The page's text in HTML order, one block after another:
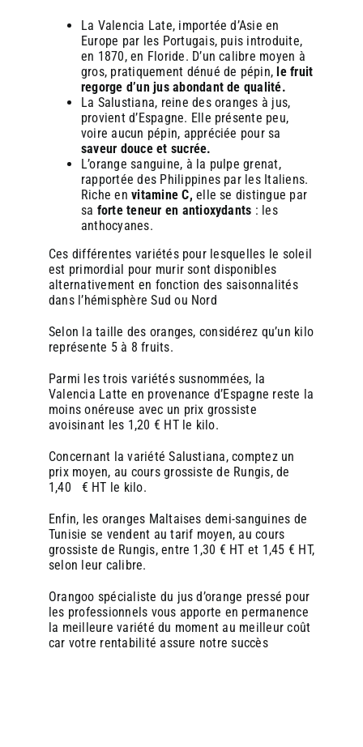
8. Un investissement rentable à moyen terme
Si l’achat d’une machine Zumex représente un coût initial,
il est rapidement amorti grâce à la marge réalisée sur
chaque verre de jus vendu. De plus, la durabilité et la
robustesse de ces machines en font un investissement
pérenne, avec un retour sur investissement souvent observé
en moins de deux ans.
En pratique : comment intégrer le jus d’orange
frais en boulangerie ?
Choisir le bon modèle: Zumex propose plusieurs
gammes de machines, adaptées aux différents
Former le personnel: Une formation rapide permet
de maîtriser l’utilisation et l’entretien de la machine.
affiches, des menus, ou des offres groupées (ex : «
Café + jus d’orange + croissant »).
S’approvisionner en oranges de qualité
Privilégier des fournisseurs locaux ou bio pour
l’économie circulaire.
En conclusion, proposer du jus d’orange frais avec une
machine Zumex est une opportunité stratégique pour une
boulangerie : cela répond aux attentes des consommateurs,
diversifie l’offre, augmente les ventes et renforce l’image
qualité et rentabilité, tout en s’inscrivant dans les tendances
actuelles de consommation responsable et gourmande.
La Valencia Late, importée d’Asie en
Europe par les Portugais, puis introduite,
en 1870, en Floride. D’un calibre moyen à
gros, pratiquement dénué de pépin, le fruit
regorge d’un jus abondant de qualité.
La Salustiana, reine des oranges à jus,
provient d’Espagne. Elle présente peu,
voire aucun pépin, appréciée pour sa
saveur douce et sucrée.
L’orange sanguine, à la pulpe grenat,
rapportée des Philippines par les Italiens.
Riche en vitamine C, elle se distingue par
sa forte teneur en antioxydants : les
anthocyanes.
Ces différentes variétés pour lesquelles le soleil
est primordial pour murir sont disponibles
alternativement en fonction des saisonnalités
dans l’hémisphère Sud ou Nord
Selon la taille des oranges, considérez qu’un kilo
représente 5 à 8 fruits.
Parmi les trois variétés susnommées, la
Valencia Latte en provenance d’Espagne reste la
moins onéreuse avec un prix grossiste
avoisinant les 1,20 € HT le kilo.
Concernant la variété Salustiana, comptez un
prix moyen, au cours grossiste de Rungis, de
1,40 € HT le kilo.
Enfin, les oranges Maltaises demi-sanguines de
Tunisie se vendent au tarif moyen, au cours
grossiste de Rungis, entre 1,30 € HT et 1,45 € HT,
selon leur calibre.
Orangoo spécialiste du jus d’orange pressé pour
les professionnels vous apporte en permanence
la meilleure variété du moment au meilleur coût
car votre rentabilité assure notre succès
8. Un investissement rentable à moyen terme
Si l’achat d’une machine Zumex représente un coût initial,
il est rapidement amorti grâce à la marge réalisée sur
chaque verre de jus vendu. De plus, la durabilité et la
robustesse de ces machines en font un investissement
pérenne, avec un retour sur investissement souvent observé
en moins de deux ans.
En pratique : comment intégrer le jus d’orange
frais en boulangerie ?
Choisir le bon modèle: Zumex propose plusieurs
gammes de machines, adaptées aux différents
Former le personnel: Une formation rapide permet
de maîtriser l’utilisation et l’entretien de la machine.
affiches, des menus, ou des offres groupées (ex : «
Café + jus d’orange + croissant »).
S’approvisionner en oranges de qualité
Privilégier des fournisseurs locaux ou bio pour
l’économie circulaire.
En conclusion, proposer du jus d’orange frais avec une
machine Zumex est une opportunité stratégique pour une
boulangerie : cela répond aux attentes des consommateurs,
diversifie l’offre, augmente les ventes et renforce l’image
qualité et rentabilité, tout en s’inscrivant dans les tendances
actuelles de consommation responsable et gourmande.